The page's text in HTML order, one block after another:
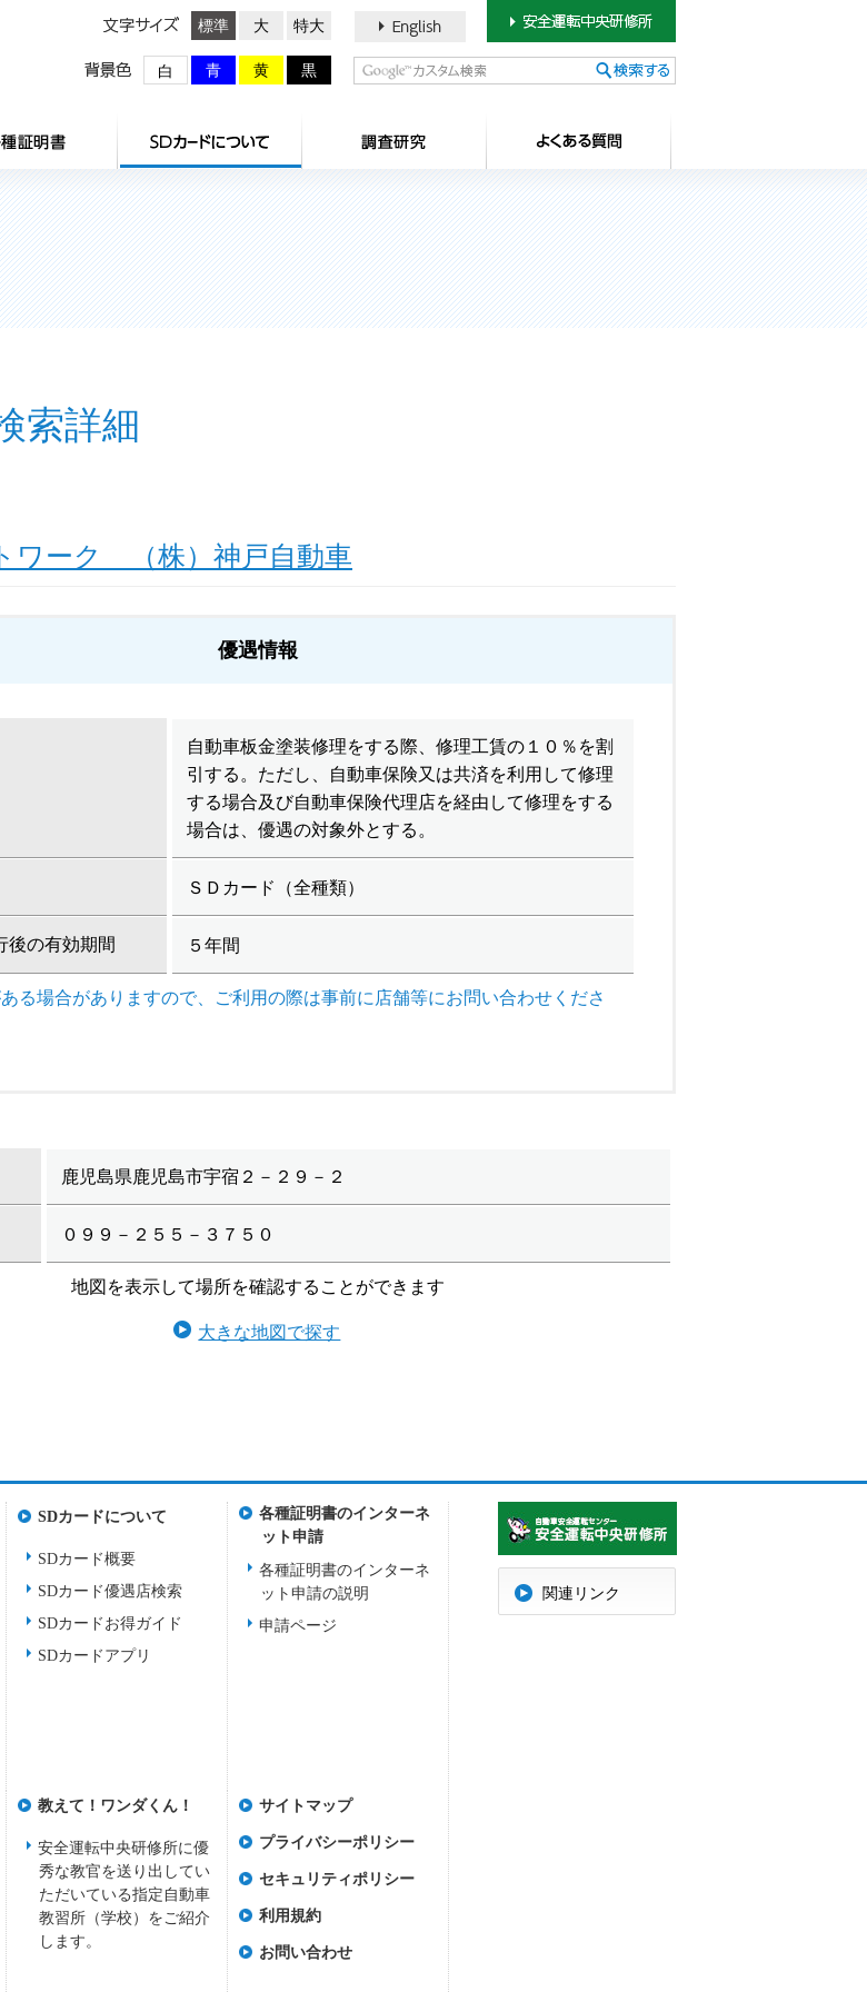
文字サイズ
標準 大 特大
背景色
白 青 黄 黒
索詳細
ワーク （株）神戸自動車
優遇情報
自動車板金塗装修理をする際、修理工賃の１０％を割
引する。ただし、自動車保険又は共済を利用して修理
する場合及び自動車保険代理店を経由して修理をする
場合は、優遇の対象外とする。
ＳＤカード（全種類）
後の有効期間 ５年間
る場合がありますので、ご利用の際は事前に店舗等にお問い合わせくださ
鹿児島県鹿児島市宇宿２－２９－２
０９９－２５５－３７５０
地図を表示して場所を確認することができます
大きな地図で探す
SDカードについて
SDカード概要
SDカード優遇店検索
SDカードお得ガイド
SDカードアプリ
各種証明書のインターネ
ット申請
各種証明書のインターネ
ット申請の説明
申請ページ
教えて！ワンダくん！
安全運転中央研修所に優
秀な教官を送り出してい
ただいている指定自動車
教習所（学校）をご紹介
します。
サイトマップ
プライバシーポリシー
セキュリティポリシー
利用規約
お問い合わせ
関連リンク